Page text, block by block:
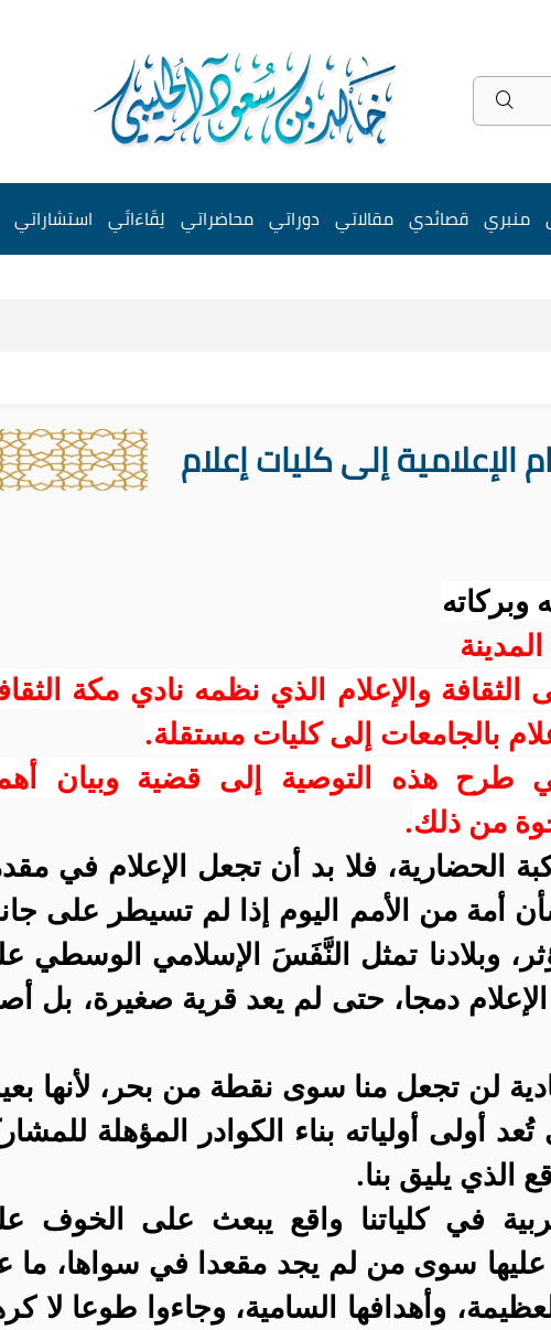
منبري قصائدي مقالاتي دوراتي محاضراتي لِقَاءَاتَي استشاراتي
الإعلامية إلى كليات إعلام
وبركاته
والإعلام الذي نظمه نادي مكة
بالجامعات إلى كليات مستقلة.
طرح هذه التوصية إلى قضية وبيان
من ذلك.
الحضارية، فلا بد أن تجعل الإعلام في
أمة من الأمم اليوم إذا لم تسيطر على
وبلادنا تمثل النَّفَسَ الإسلامي الوسطي
دمجا، حتى لم يعد قرية صغيرة، بل
لن تجعل منا سوى نقطة من بحر، لأنها
أولى أولياته بناء الكوادر المؤهلة
الذي يليق بنا.
في كلياتنا واقع يبعث على الخوف
عليها سوى من لم يجد مقعدا في سواها، ما
وأهدافها السامية، وجاءوا طوعا لا